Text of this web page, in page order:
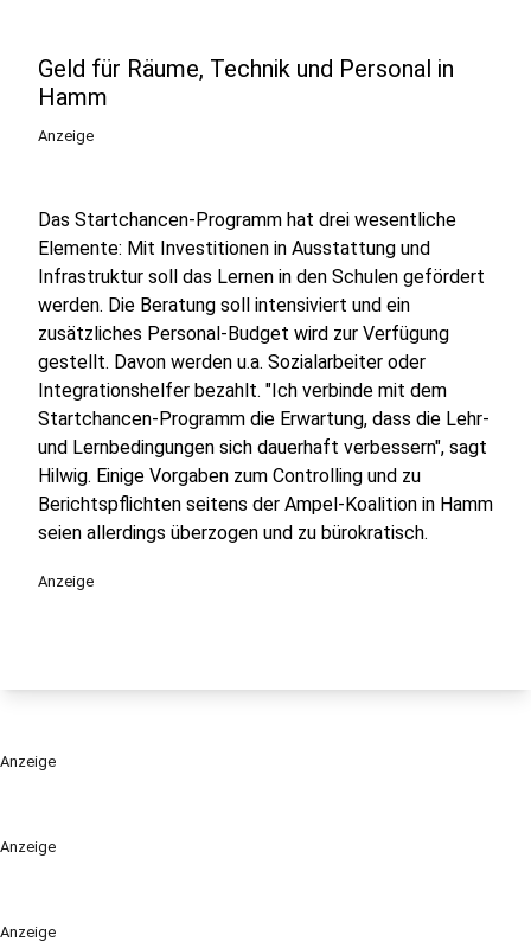
Anzeige
Anzeige
Geld für Räume, Technik und Personal in
Hamm
Anzeige
Das Startchancen-Programm hat drei wesentliche
Elemente: Mit Investitionen in Ausstattung und
Infrastruktur soll das Lernen in den Schulen gefördert
werden. Die Beratung soll intensiviert und ein
zusätzliches Personal-Budget wird zur Verfügung
gestellt. Davon werden u.a. Sozialarbeiter oder
Integrationshelfer bezahlt. "Ich verbinde mit dem
Startchancen-Programm die Erwartung, dass die Lehr-
und Lernbedingungen sich dauerhaft verbessern", sagt
Hilwig. Einige Vorgaben zum Controlling und zu
Berichtspflichten seitens der Ampel-Koalition in Hamm
seien allerdings überzogen und zu bürokratisch.
Anzeige
Anzeige